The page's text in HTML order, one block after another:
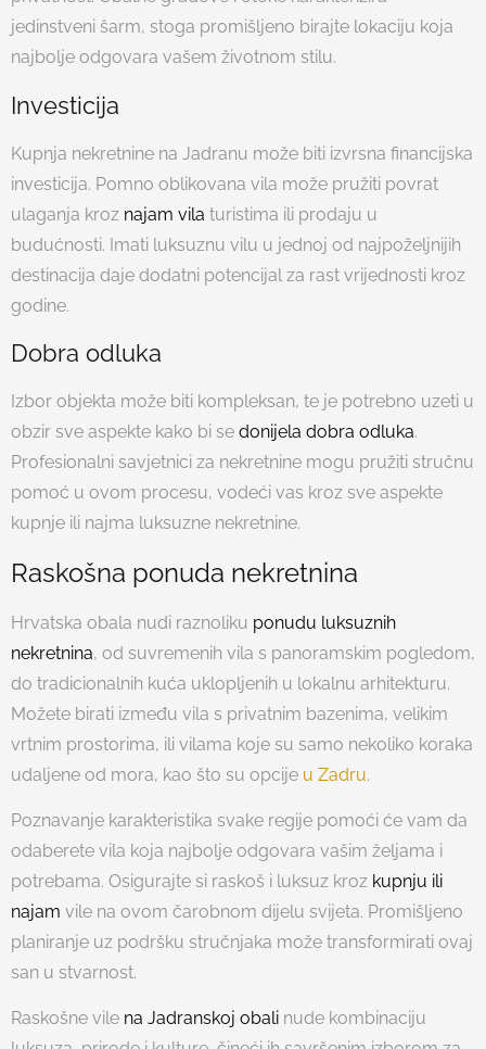
jedinstveni šarm, stoga promišljeno birajte lokaciju koja
najbolje odgovara vašem životnom stilu.
Investicija
Kupnja nekretnine na Jadranu može biti izvrsna financijska
investicija. Pomno oblikovana vila može pružiti povrat
ulaganja kroz najam vila turistima ili prodaju u
budućnosti. Imati luksuznu vilu u jednoj od najpoželjnijih
destinacija daje dodatni potencijal za rast vrijednosti kroz
godine.
Dobra odluka
Izbor objekta može biti kompleksan, te je potrebno uzeti u
obzir sve aspekte kako bi se donijela dobra odluka.
Profesionalni savjetnici za nekretnine mogu pružiti stručnu
pomoć u ovom procesu, vodeći vas kroz sve aspekte
kupnje ili najma luksuzne nekretnine.
Raskošna ponuda nekretnina
Hrvatska obala nudi raznoliku ponudu luksuznih
nekretnina, od suvremenih vila s panoramskim pogledom,
do tradicionalnih kuća uklopljenih u lokalnu arhitekturu.
Možete birati između vila s privatnim bazenima, velikim
vrtnim prostorima, ili vilama koje su samo nekoliko koraka
udaljene od mora, kao što su opcije u Zadru.
Poznavanje karakteristika svake regije pomoći će vam da
odaberete vila koja najbolje odgovara vašim željama i
potrebama. Osigurajte si raskoš i luksuz kroz kupnju ili
najam vile na ovom čarobnom dijelu svijeta. Promišljeno
planiranje uz podršku stručnjaka može transformirati ovaj
san u stvarnost.
Raskošne vile na Jadranskoj obali nude kombinaciju